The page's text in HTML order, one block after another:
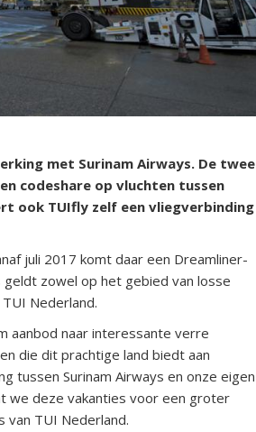
met Surinam Airways. De twee
codeshare op vluchten tussen
ook TUIfly zelf een vliegverbinding
juli 2017 komt daar een Dreamliner-
zowel op het gebied van losse
Nederland.
aanbod naar interessante verre
die dit prachtige land biedt aan
tussen Surinam Airways en onze eigen
we deze vakanties voor een groter
van TUI Nederland.